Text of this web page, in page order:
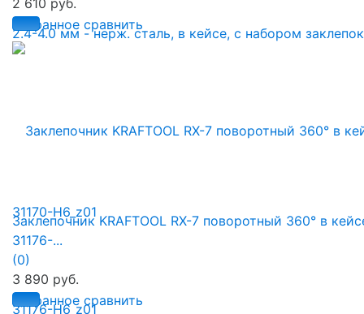
избранное сравнить
избранное сравнить
Заклепочник KRAFTOOL RX-7 поворотный 360° в
31176-...
(0)
3 890 руб.